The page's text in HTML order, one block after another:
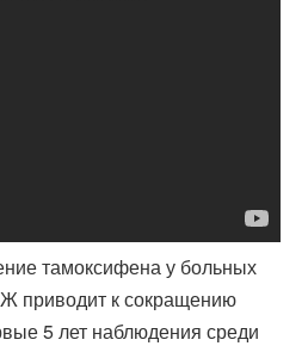
тамоксифена у больных
приводит к сокращению
5 лет наблюдения среди